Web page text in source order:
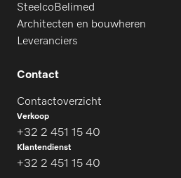
SteelcoBelimed
Architecten en bouwheren
Leveranciers
Contact
Contactoverzicht
Verkoop
+32 2 451 15 40
Klantendienst
+32 2 451 15 40